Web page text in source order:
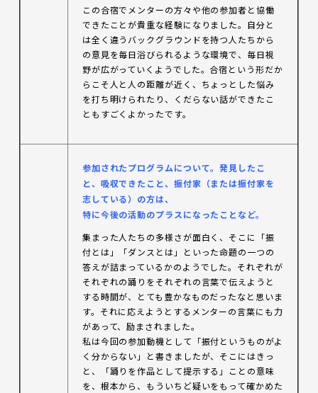
この合宿でメンターの方々や他の参加者と協働
できたことが貴重な経験になりました。自分と
は全く違うバックグラウンドを持つ人たちから
の意見を毎日浴びられるような環境で、毎日視
野が広がっていくようでした。合宿という形だか
らこそ人と人の距離が近く、ちょっとした悩み
を打ち明けられたり、くだらない話ができたこ
ともすごくよかったです。
参加されたプログラムについて。発見したこ
と、吸収できたこと、振付家（または振付家を
志している）の方は、
特に今後の活動のプラスになったことなど。
集まった人たちの多様さが面白く、そこに「振
付とは」「ダンスとは」といった命題の一つの
答えが詰まっているかのようでした。それぞれが
それぞれの踊りをそれぞれの言葉で伝えようと
する時間が、とても豊かなものだったなと思いま
す。それに応えようとするメンターの言葉にも力
があって、励まされました。
私は今回の参加動機として「振付というものがよ
く分からない」と書きましたが、そこにはきっ
と、「踊りを作品として提示する」ことの意味
を、根本から、もういちど疑いをもって確かめた